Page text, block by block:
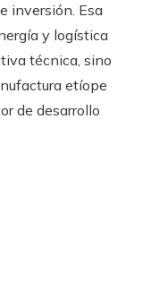
inversión. Esa
y logística
técnica, sino
etíope
de desarrollo